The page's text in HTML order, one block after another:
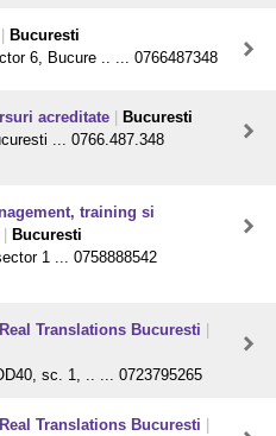
Bucuresti
6, Bucure .. ... 0766487348
acreditate
Bucuresti
... 0766.487.348
training si
Bucuresti
1 ... 0758888542
Translations Bucuresti
sc. 1, .. ... 0723795265
Translations Bucuresti